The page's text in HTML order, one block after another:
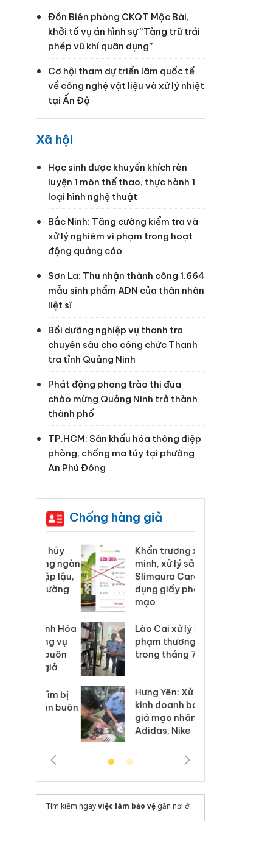
Đồn Biên phòng CKQT Mộc Bài,
khởi tố vụ án hình sự “Tàng trữ trái
phép vũ khí quân dụng”
Cơ hội tham dự triển lãm quốc tế
về công nghệ vật liệu và xử lý nhiệt
tại Ấn Độ
Xã hội
Học sinh được khuyến khích rèn
luyện 1 môn thể thao, thực hành 1
loại hình nghệ thuật
Bắc Ninh: Tăng cường kiểm tra và
xử lý nghiêm vi phạm trong hoạt
động quảng cáo
Sơn La: Thu nhận thành công 1.664
mẫu sinh phẩm ADN của thân nhân
liệt sĩ
Bồi dưỡng nghiệp vụ thanh tra
chuyên sâu cho công chức Thanh
tra tỉnh Quảng Ninh
Phát động phong trào thi đua
chào mừng Quảng Ninh trở thành
thành phố
TP.HCM: Sân khấu hóa thông điệp
phòng, chống ma túy tại phường
An Phú Đông
Chống hàng giả
hủy
ngàn
lậu,
giả
Tìm bị
án buôn
Khẩn trương xác
minh, xử lý sản phẩm
Slimaura Care x3 sử
dụng giấy phép giả
mạo
Lào Cai xử lý 83 vụ vi
phạm thương mại
trong tháng 7
Hưng Yên: Xử lý 6 hộ
kinh doanh bán hàng
giả mạo nhãn hiệu
Adidas, Nike
Tìm kiếm ngayviệc làm bảo vệ gần nơi ở